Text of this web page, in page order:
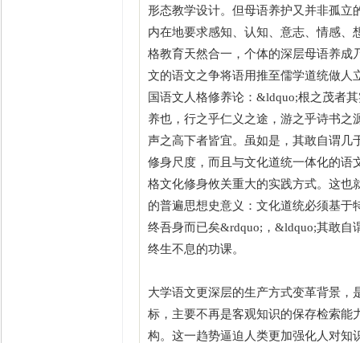
形态教学设计。但母语养护又并非孤立
内在地要求感知、认知、意志、情感
格教育天然合一，个体的深层母语养成
文的语文之争将语用推至儒学道统做人
国语文人格修养论：&ldquo;根之茂者
养也，行之乎仁义之途，游之乎诗书
声之高下者皆宜。虽如是，其敢自谓几
修身尺度，而且与文化道统一体化的语
格文化修身攸关重大的实践方式。这
的普遍思想史意义：文化道统必须基
终吾身而已矣&rdquo;，&ldquo;其敢自
终生不息的功课。
大学语文更深层的生产方式变革背景
标，主要不再是客观知识的保存检索能
构。这一趋势逼迫人类更加强化人对知